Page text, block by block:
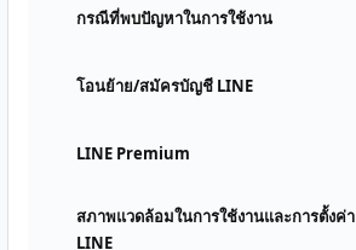
กรณีที่พบปัญหาในการใช้งาน
โอนย้าย/สมัครบัญชี LINE
LINE Premium
สภาพแวดล้อมในการใช้งานและการตั้งค่า
LINE